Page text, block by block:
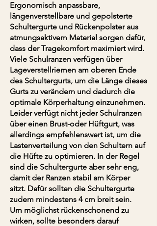
Ergonomisch anpassbare,
längenverstellbare und gepolsterte
Schultergurte und Rückenpolster aus
atmungsaktivem Material sorgen dafür,
dass der Tragekomfort maximiert wird.
Viele Schulranzen verfügen über
Lageverstellriemen am oberen Ende
des Schultergurts, um die Länge dieses
Gurts zu verändern und dadurch die
optimale Körperhaltung einzunehmen.
Leider verfügt nicht jeder Schulranzen
über einen Brust-oder Hüftgurt, was
allerdings empfehlenswert ist, um die
Lastenverteilung von den Schultern auf
die Hüfte zu optimieren. In der Regel
sind die Schultergurte aber sehr eng,
damit der Ranzen stabil am Körper
sitzt. Dafür sollten die Schultergurte
zudem mindestens 4 cm breit sein.
Um möglichst rückenschonend zu
wirken, sollte besonders darauf